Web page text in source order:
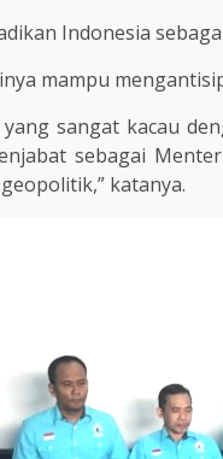
Indonesia
mampu
sangat kacau
sebagai
katanya.